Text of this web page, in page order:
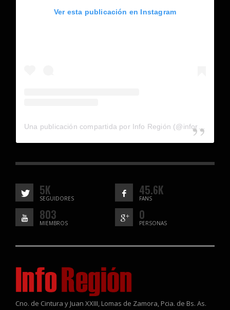
Ver esta publicación en Instagram
5K
SEGUIDORES
45.6K
FANS
803
MIEMBROS
0
PERSONAS
Cno. de Cintura y Juan XXIII, Lomas de Zamora, Pcia. de Bs. As.